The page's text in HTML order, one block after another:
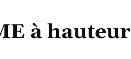
à hauteur